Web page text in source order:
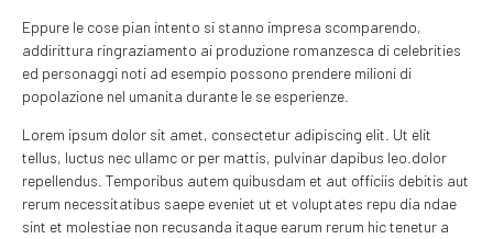
Eppure le cose pian intento si stanno impresa scomparendo,
addirittura ringraziamento ai produzione romanzesca di celebrities
ed personaggi noti ad esempio possono prendere milioni di
popolazione nel umanita durante le se esperienze.
Lorem ipsum dolor sit amet, consectetur adipiscing elit. Ut elit
tellus, luctus nec ullamc or per mattis, pulvinar dapibus leo.dolor
repellendus. Temporibus autem quibusdam et aut officiis debitis aut
rerum necessitatibus saepe eveniet ut et voluptates repu dia ndae
sint et molestiae non recusanda itaque earum rerum hic tenetur a